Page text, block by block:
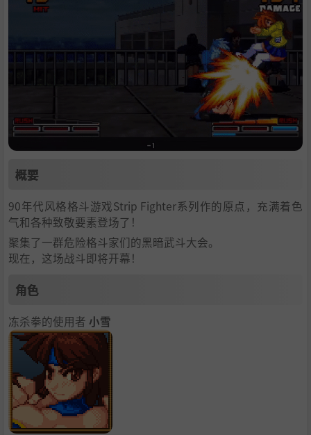
概要
90年代风格格斗游戏Strip Fighter系列作的原点，充满着色
气和各种致敬要素登场了！
聚集了一群危险格斗家们的黑暗武斗大会。
现在，这场战斗即将开幕！
角色
冻杀拳的使用者 小雪